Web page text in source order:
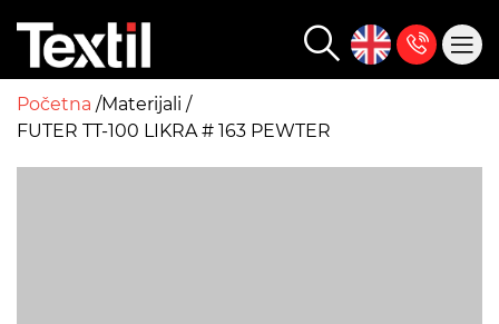
Početna Materijali
FUTER TT-100 LIKRA # 163 PEWTER